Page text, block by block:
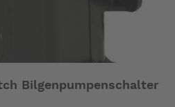
Bilgenpumpenschalter